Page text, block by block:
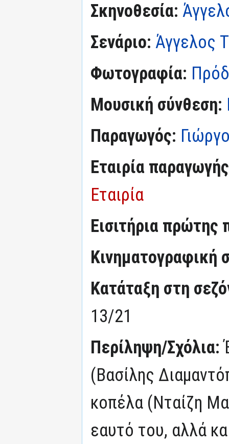
Σκηνοθεσία:
Σενάριο: Άγγελος
Φωτογραφία:
Μουσική σύνθεση:
Παραγωγός:
Εταιρία
Εταιρία
Εισιτήρια πρώτης
Κινηματογραφική
Κατάταξη στη
13/21
Περίληψη/Σχόλια:
(Βασίλης
κοπέλα (Νταίζη
εαυτό του, αλλά